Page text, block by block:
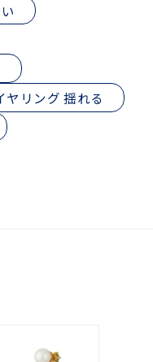
ヤリング 揺れる